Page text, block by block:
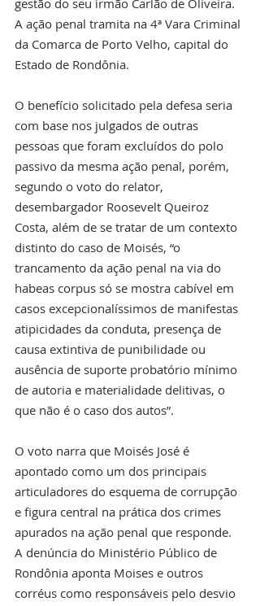
gestão do seu irmão Carlão de Oliveira.
A ação penal tramita na 4ª Vara Criminal
da Comarca de Porto Velho, capital do
Estado de Rondônia.
O benefício solicitado pela defesa seria
com base nos julgados de outras
pessoas que foram excluídos do polo
passivo da mesma ação penal, porém,
segundo o voto do relator,
desembargador Roosevelt Queiroz
Costa, além de se tratar de um contexto
distinto do caso de Moisés, “o
trancamento da ação penal na via do
habeas corpus só se mostra cabível em
casos excepcionalíssimos de manifestas
atipicidades da conduta, presença de
causa extintiva de punibilidade ou
ausência de suporte probatório mínimo
de autoria e materialidade delitivas, o
que não é o caso dos autos”.
O voto narra que Moisés José é
apontado como um dos principais
articuladores do esquema de corrupção
e figura central na prática dos crimes
apurados na ação penal que responde.
A denúncia do Ministério Público de
Rondônia aponta Moises e outros
corréus como responsáveis pelo desvio